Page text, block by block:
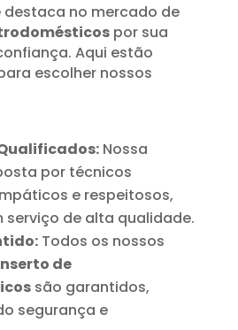
no mercado de
por sua
Aqui estão
escolher nossos
Nossa
por técnicos
e respeitosos,
serviço de alta qualidade.
Todos os nossos
de
são garantidos,
segurança e